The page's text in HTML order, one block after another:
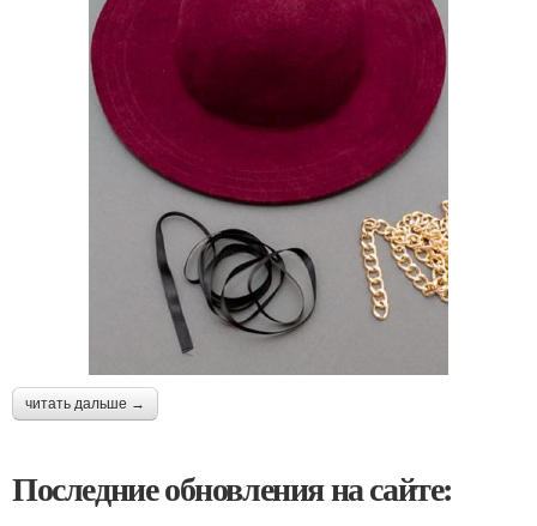
читать дальше →
Последние обновления на сайте: